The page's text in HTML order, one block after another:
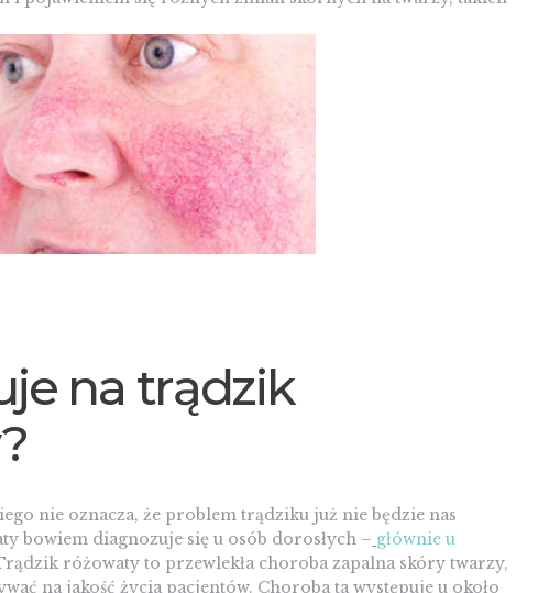
na trądzik
nie oznacza, że problem trądziku już nie będzie nas
bowiem diagnozuje się u osób dorosłych – głównie u
różowaty to przewlekła choroba zapalna skóry twarzy,
na jakość życia pacjentów. Choroba ta występuje u około